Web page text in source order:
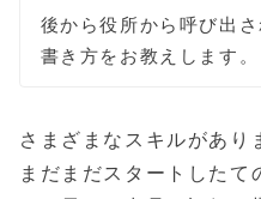
後から役所から呼び出
書き方をお教えします。
さまざまなスキルがあり
まだまだスタートしたて